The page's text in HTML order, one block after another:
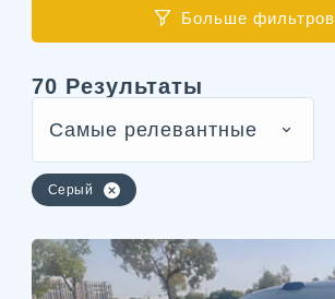
Больше фильтров
70 Результаты
Самые релевантные
Серый